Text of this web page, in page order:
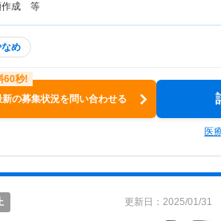
作成 等
め
新の募集状況を問い合わせる
医
更新日：2025/01/31